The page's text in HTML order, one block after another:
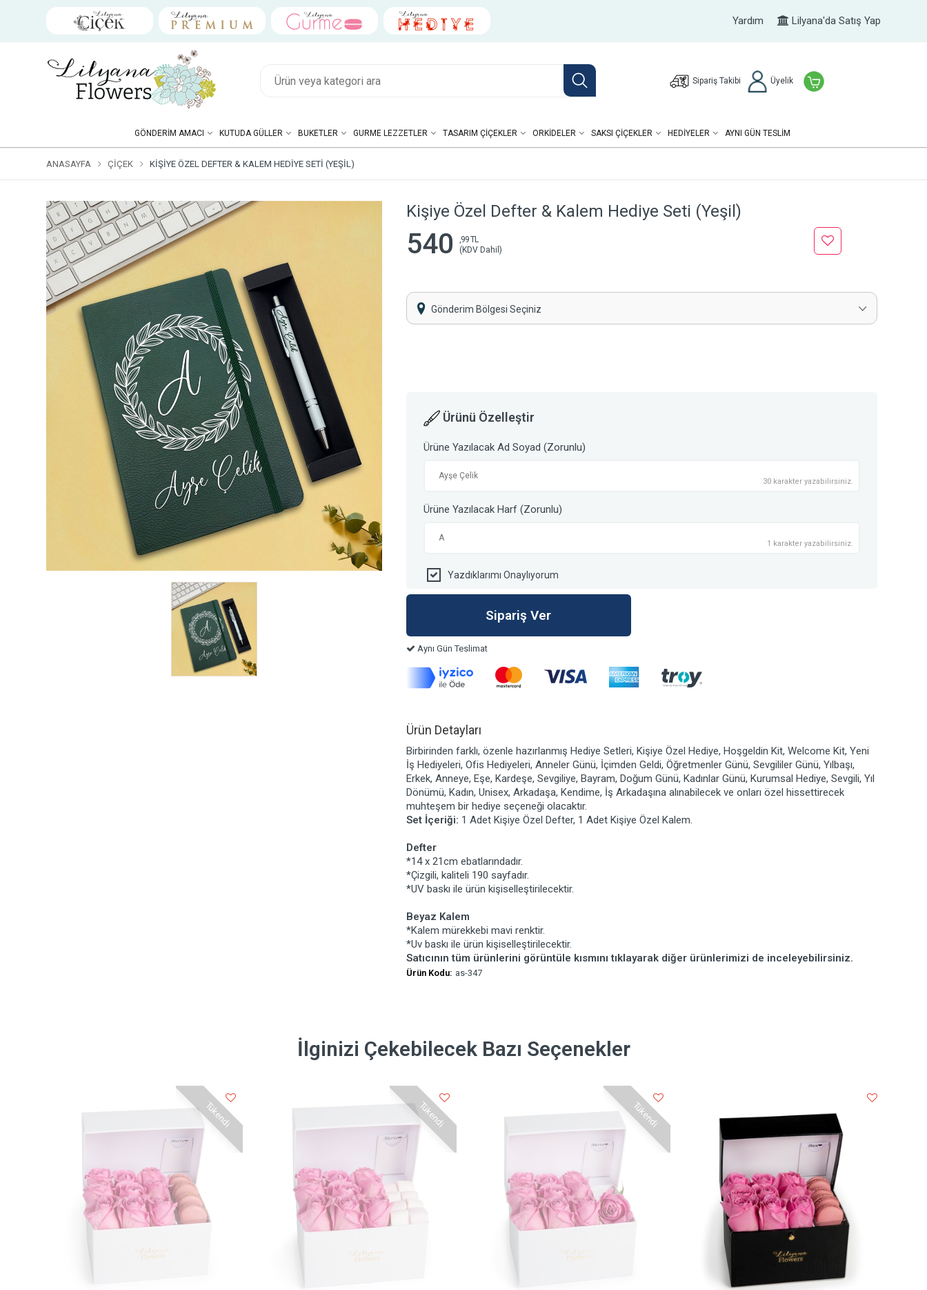
Yardım Lilyana'da Satış Yap
Sipariş Takibi Üyelik
GÖNDERIM AMACI KUTUDA GÜLLER BUKETLER GURME LEZZETLER TASARIM ÇIÇEKLER ORKIDELER SAKSI ÇIÇEKLER HEDIYELER AYNI GÜN TESLİM
ANASAYFA ÇIÇEK KIŞIYE ÖZEL DEFTER & KALEM HEDIYE SETI (YEŞIL)
Kişiye Özel Defter & Kalem Hediye Seti (Yeşil)
540
,99 TL
(KDV Dahil)
Gönderim Bölgesi Seçiniz
Ürünü Özelleştir
Ürüne Yazılacak Ad Soyad (Zorunlu)
30 karakter yazabilirsiniz.
Ürüne Yazılacak Harf (Zorunlu)
1 karakter yazabilirsiniz.
Yazdıklarımı Onaylıyorum
Aynı Gün Teslimat
Ürün Detayları
Birbirinden farklı, özenle hazırlanmış Hediye Setleri, Kişiye Özel Hediye, Hoşgeldin Kit, Welcome Kit, Yeni
İş Hediyeleri, Ofis Hediyeleri, Anneler Günü, İçimden Geldi, Öğretmenler Günü, Sevgililer Günü, Yılbaşı,
Erkek, Anneye, Eşe, Kardeşe, Sevgiliye, Bayram, Doğum Günü, Kadınlar Günü, Kurumsal Hediye, Sevgili, Yıl
Dönümü, Kadın, Unisex, Arkadaşa, Kendime, İş Arkadaşına alınabilecek ve onları özel hissettirecek
muhteşem bir hediye seçeneği olacaktır.
Set İçeriği: 1 Adet Kişiye Özel Defter, 1 Adet Kişiye Özel Kalem.
Defter
*14 x 21cm ebatlarındadır.
*Çizgili, kaliteli 190 sayfadır.
*UV baskı ile ürün kişiselleştirilecektir.
Beyaz Kalem
*Kalem mürekkebi mavi renktir.
*Uv baskı ile ürün kişiselleştirilecektir.
Satıcının tüm ürünlerini görüntüle kısmını tıklayarak diğer ürünlerimizi de inceleyebilirsiniz.
Ürün Kodu: as-347
İlginizi Çekebilecek Bazı Seçenekler
Tükendi Tükendi Tükendi